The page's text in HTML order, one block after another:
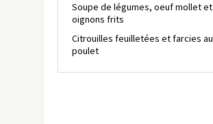
Soupe de légumes, oeuf mollet et
oignons frits
Citrouilles feuilletées et farcies au
poulet